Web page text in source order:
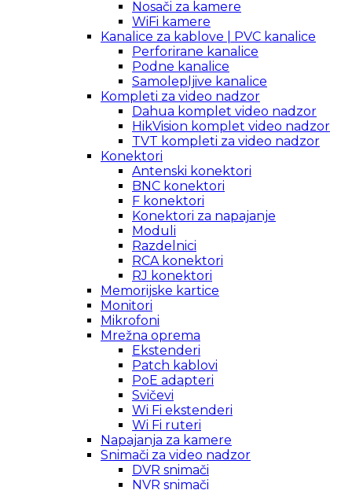
Nosači za kamere
WiFi kamere
Kanalice za kablove | PVC kanalice
Perforirane kanalice
Podne kanalice
Samolepljive kanalice
Kompleti za video nadzor
Dahua komplet video nadzor
HikVision komplet video nadzor
TVT kompleti za video nadzor
Konektori
Antenski konektori
BNC konektori
F konektori
Konektori za napajanje
Moduli
Razdelnici
RCA konektori
RJ konektori
Memorijske kartice
Monitori
Mikrofoni
Mrežna oprema
Ekstenderi
Patch kablovi
PoE adapteri
Svičevi
Wi Fi ekstenderi
Wi Fi ruteri
Napajanja za kamere
Snimači za video nadzor
DVR snimači
NVR snimači